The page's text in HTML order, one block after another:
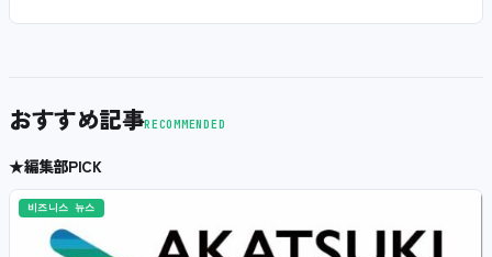
おすすめ記事RECOMMENDED
★編集部PICK
비즈니스 뉴스